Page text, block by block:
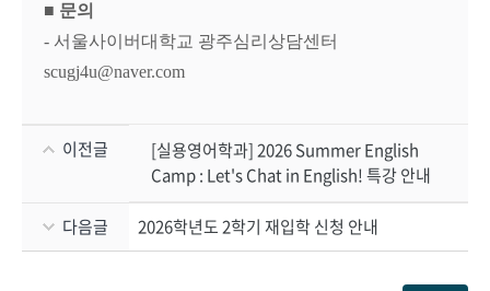
■ 문의
- 서울사이버대학교 광주심리상담센터
scugj4u@naver.com
이전글
[실용영어학과] 2026 Summer English
Camp : Let's Chat in English! 특강 안내
다음글 2026학년도 2학기 재입학 신청 안내